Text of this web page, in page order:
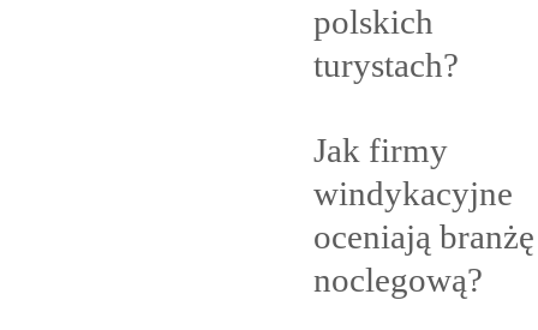
polskich
turystach?
Jak firmy
windykacyjne
oceniają branżę
noclegową?